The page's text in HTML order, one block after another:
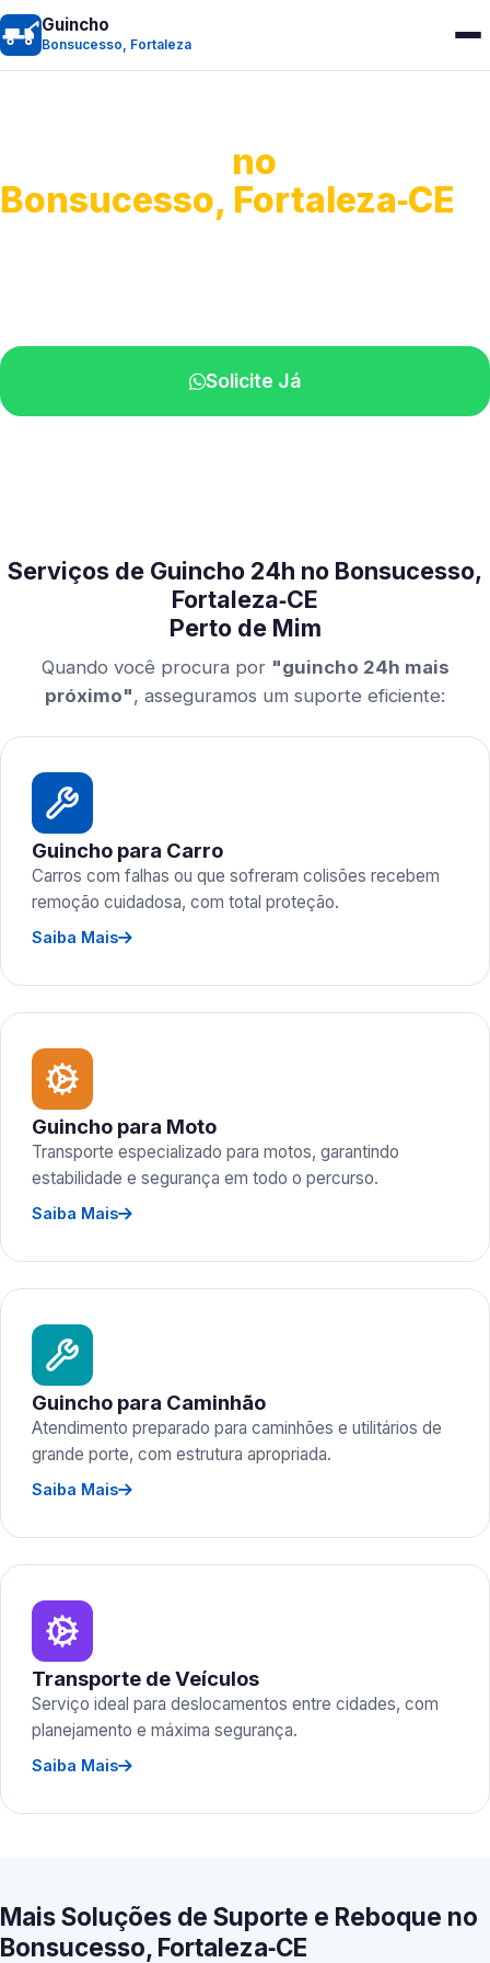
Guincho
Bonsucesso, Fortaleza
no
Bonsucesso, Fortaleza‑CE
Solicite Já
Serviços de Guincho 24h no Bonsucesso,
Fortaleza‑CE
Perto de Mim
Quando você procura por "guincho 24h mais
próximo", asseguramos um suporte eficiente:
Guincho para Carro
Carros com falhas ou que sofreram colisões recebem
remoção cuidadosa, com total proteção.
Saiba Mais
Guincho para Moto
Transporte especializado para motos, garantindo
estabilidade e segurança em todo o percurso.
Saiba Mais
Guincho para Caminhão
Atendimento preparado para caminhões e utilitários de
grande porte, com estrutura apropriada.
Saiba Mais
Transporte de Veículos
Serviço ideal para deslocamentos entre cidades, com
planejamento e máxima segurança.
Saiba Mais
Mais Soluções de Suporte e Reboque no
Bonsucesso, Fortaleza‑CE